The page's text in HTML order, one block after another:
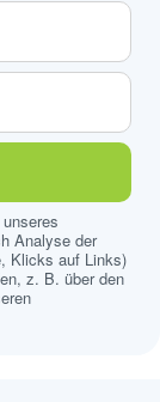
Analyse der
Klicks auf Links)
z. B. über den